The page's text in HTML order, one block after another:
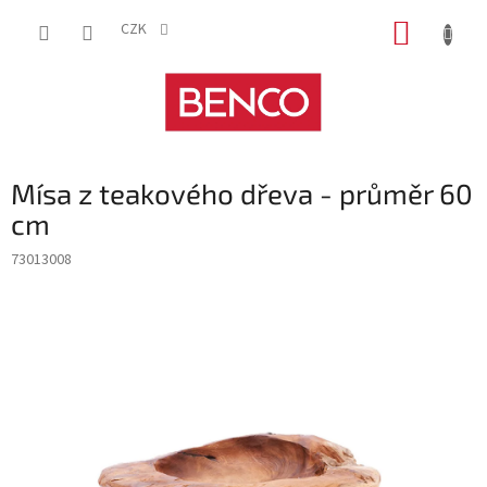
CZK
Mísa z teakového dřeva - průměr 60
cm
73013008